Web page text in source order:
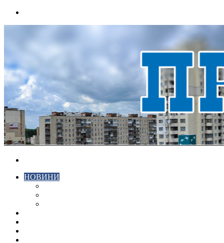
НОВИНИ